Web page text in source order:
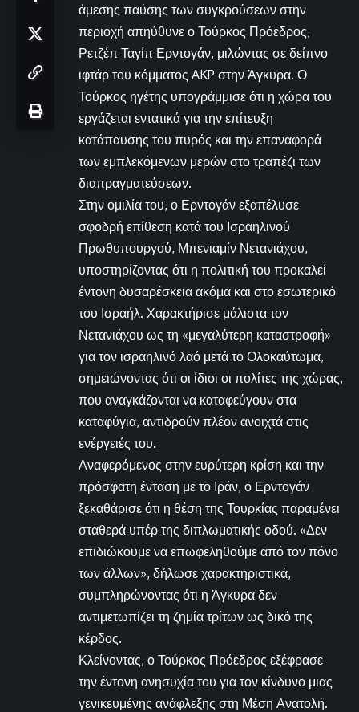
άμεσης παύσης των συγκρούσεων στην
περιοχή απηύθυνε ο Τούρκος Πρόεδρος,
Ρετζέπ Ταγίπ Ερντογάν, μιλώντας σε δείπνο
ιφτάρ του κόμματος AKP στην Άγκυρα. Ο
Τούρκος ηγέτης υπογράμμισε ότι η χώρα του
εργάζεται εντατικά για την επίτευξη
κατάπαυσης του πυρός και την επαναφορά
των εμπλεκόμενων μερών στο τραπέζι των
διαπραγματεύσεων.
Στην ομιλία του, ο Ερντογάν εξαπέλυσε
σφοδρή επίθεση κατά του Ισραηλινού
Πρωθυπουργού, Μπενιαμίν Νετανιάχου,
υποστηρίζοντας ότι η πολιτική του προκαλεί
έντονη δυσαρέσκεια ακόμα και στο εσωτερικό
του Ισραήλ. Χαρακτήρισε μάλιστα τον
Νετανιάχου ως τη «μεγαλύτερη καταστροφή»
για τον ισραηλινό λαό μετά το Ολοκαύτωμα,
σημειώνοντας ότι οι ίδιοι οι πολίτες της χώρας,
που αναγκάζονται να καταφεύγουν στα
καταφύγια, αντιδρούν πλέον ανοιχτά στις
ενέργειές του.
Αναφερόμενος στην ευρύτερη κρίση και την
πρόσφατη ένταση με το Ιράν, ο Ερντογάν
ξεκαθάρισε ότι η θέση της Τουρκίας παραμένει
σταθερά υπέρ της διπλωματικής οδού. «Δεν
επιδιώκουμε να επωφεληθούμε από τον πόνο
των άλλων», δήλωσε χαρακτηριστικά,
συμπληρώνοντας ότι η Άγκυρα δεν
αντιμετωπίζει τη ζημία τρίτων ως δικό της
κέρδος.
Κλείνοντας, ο Τούρκος Πρόεδρος εξέφρασε
την έντονη ανησυχία του για τον κίνδυνο μιας
γενικευμένης ανάφλεξης στη Μέση Ανατολή.